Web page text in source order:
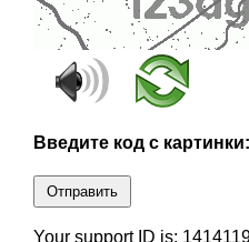
Введите код с картинки:
Отправить
Your support ID is: